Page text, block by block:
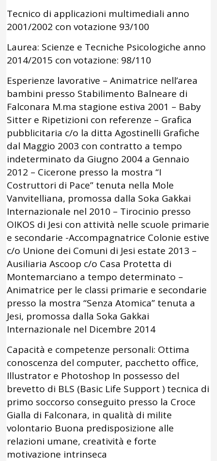
Tecnico di applicazioni multimediali anno
2001/2002 con votazione 93/100
Laurea: Scienze e Tecniche Psicologiche anno
2014/2015 con votazione: 98/110
Esperienze lavorative – Animatrice nell’area
bambini presso Stabilimento Balneare di
Falconara M.ma stagione estiva 2001 – Baby
Sitter e Ripetizioni con referenze – Grafica
pubblicitaria c/o la ditta Agostinelli Grafiche
dal Maggio 2003 con contratto a tempo
indeterminato da Giugno 2004 a Gennaio
2012 – Cicerone presso la mostra “I
Costruttori di Pace” tenuta nella Mole
Vanvitelliana, promossa dalla Soka Gakkai
Internazionale nel 2010 – Tirocinio presso
OIKOS di Jesi con attività nelle scuole primarie
e secondarie -Accompagnatrice Colonie estive
c/o Unione dei Comuni di Jesi estate 2013 –
Ausiliaria Ascoop c/o Casa Protetta di
Montemarciano a tempo determinato –
Animatrice per le classi primarie e secondarie
presso la mostra “Senza Atomica” tenuta a
Jesi, promossa dalla Soka Gakkai
Internazionale nel Dicembre 2014
Capacità e competenze personali: Ottima
conoscenza del computer, pacchetto office,
Illustrator e Photoshop In possesso del
brevetto di BLS (Basic Life Support ) tecnica di
primo soccorso conseguito presso la Croce
Gialla di Falconara, in qualità di milite
volontario Buona predisposizione alle
relazioni umane, creatività e forte
motivazione intrinseca